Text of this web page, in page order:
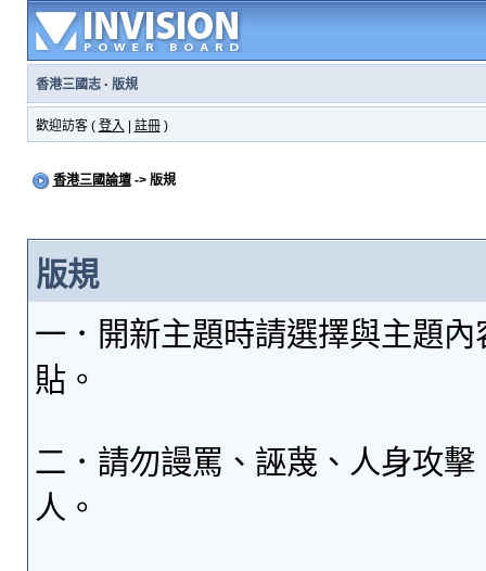
香港三國志· 版規
歡迎訪客 ( 登入 註冊)
香港三國論壇-> 版規
版規
一．開新主題時請選擇與主題
貼。
二．請勿謾罵、誣蔑、人身攻
人。